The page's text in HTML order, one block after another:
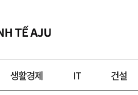
생활경제 IT 건설